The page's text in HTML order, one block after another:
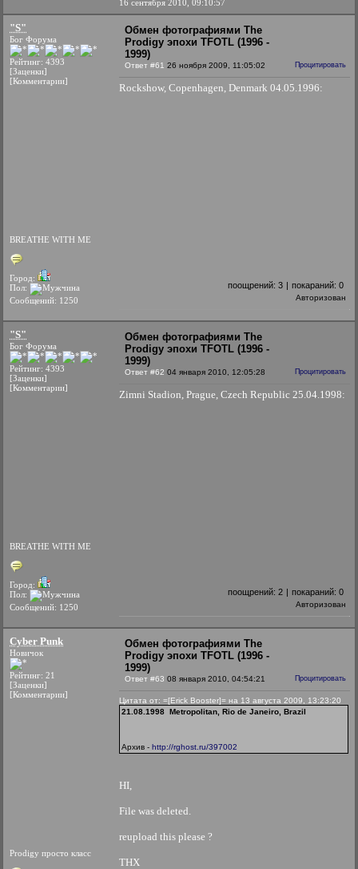
16 сентября 2010, 09:10:57
"S"
Бог Форума
Рейтинг: 4393
[Заценки]
[Комментарии]
BREATHE WITH ME
Город:
Пол:
Сообщений: 1250
Обмен фотографиями The
Prodigy эпохи TFOTL (1996 -
1999)
Ответ #61 26 ноября 2009, 11:05:02 Процитировать
Rockshow, Copenhagen, Denmark 04.05.1996:
поощрений: 3 | покараний: 0
Авторизован
"S"
Бог Форума
Рейтинг: 4393
[Заценки]
[Комментарии]
BREATHE WITH ME
Город:
Пол:
Сообщений: 1250
Обмен фотографиями The
Prodigy эпохи TFOTL (1996 -
1999)
Ответ #62 04 января 2010, 12:05:28 Процитировать
Zimni Stadion, Prague, Czech Republic 25.04.1998:
поощрений: 2 | покараний: 0
Авторизован
Cyber Punk
Новичок
Рейтинг: 21
[Заценки]
[Комментарии]
Prodigy просто класс
Обмен фотографиями The
Prodigy эпохи TFOTL (1996 -
1999)
Ответ #63 08 января 2010, 04:54:21 Процитировать
Цитата от: =[Erick Booster]= на 13 августа 2009, 13:23:20
21.08.1998 Metropolitan, Rio de Janeiro, Brazil
Архив - http://rghost.ru/397002
HI,
File was deleted.
reupload this please ?
THX